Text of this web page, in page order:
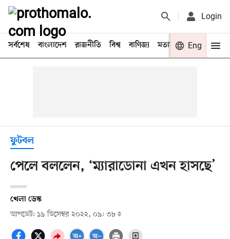
Login
সর্বশেষ বাংলাদেশ রাজনীতি বিশ্ব বাণিজ্য মতামত খেলা
Eng
ফুটবল
পেলে বললেন, ‘ম্যারাডোনা এখন হাসছে’
খেলা ডেস্ক
আপডেট: ১৯ ডিসেম্বর ২০২২, ০৯: ৩৮